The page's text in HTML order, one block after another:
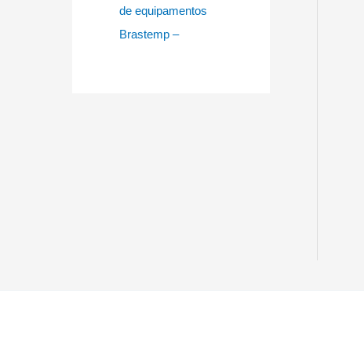
de equipamentos
Brastemp –